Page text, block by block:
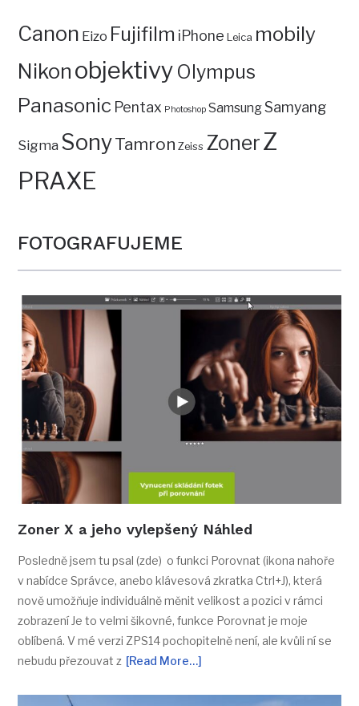
Canon Eizo Fujifilm iPhone Leica mobily
Nikon objektivy Olympus
Panasonic Pentax Photoshop SamsungSamyang
Sigma SonyTamron Zeiss ZonerZ
PRAXE
FOTOGRAFUJEME
Zoner X a jeho vylepšený Náhled
Posledně jsem tu psal (zde) o funkci Porovnat (ikona nahoře
v nabídce Správce, anebo klávesová zkratka Ctrl+J), která
nově umožňuje individuálně měnit velikost a pozici v rámci
zobrazení Je to velmi šikovné, funkce Porovnat je moje
oblíbená. V mé verzi ZPS14 pochopitelně není, ale kvůli ní se
nebudu přezouvat z [Read More…]